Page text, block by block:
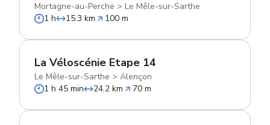
Mortagne-au-Perche > Le Mêle-sur-Sarthe
1 h
15.3 km 100 m
La Véloscénie Etape 14
Le Mêle-sur-Sarthe > Alençon
1 h 45 min
24.2 km 70 m